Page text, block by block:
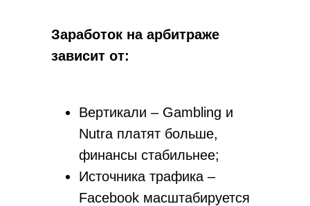
Заработок на арбитраже
зависит от:
Вертикали – Gambling и
Nutra платят больше,
финансы стабильнее;
Источника трафика –
Facebook масштабируется